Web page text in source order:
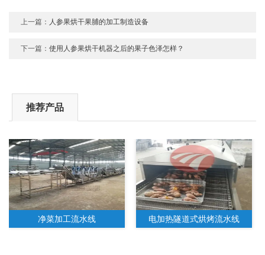
上一篇： 人参果烘干果脯的加工制造设备
下一篇：使用人参果烘干机器之后的果子色泽怎样？
推荐产品
净菜加工流水线 电加热隧道式烘烤流水线